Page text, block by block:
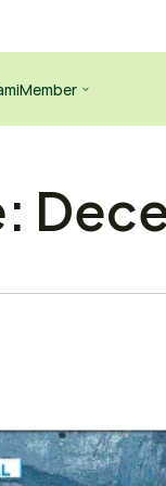
Member